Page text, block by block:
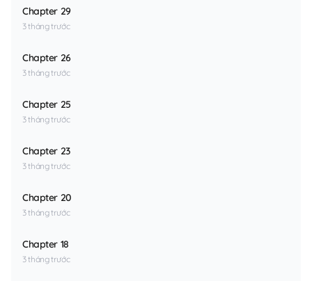
Chapter 29
3 tháng trước
Chapter 26
3 tháng trước
Chapter 25
3 tháng trước
Chapter 23
3 tháng trước
Chapter 20
3 tháng trước
Chapter 18
3 tháng trước